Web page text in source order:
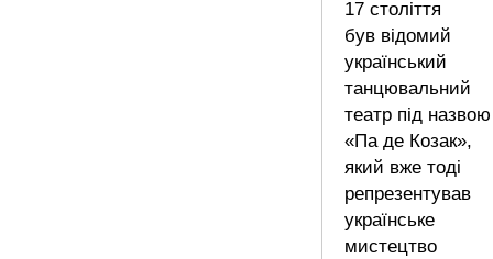
17 століття
був відомий
український
танцювальний
театр під назвою
«Па де Козак»,
який вже тоді
репрезентував
українське
мистецтво